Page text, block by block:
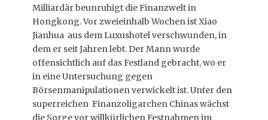
Milliardär beunruhigt die Finanzwelt in
Hongkong. Vor zweieinhalb Wochen ist Xiao
Jianhua aus dem Luxushotel verschwunden, in
dem er seit Jahren lebt. Der Mann wurde
offensichtlich auf das Festland gebracht, wo er
in eine Untersuchung gegen
Börsenmanipulationen verwickelt ist. Unter den
superreichen Finanzoligarchen Chinas wächst
die Sorge vor willkürlichen Festnahmen im